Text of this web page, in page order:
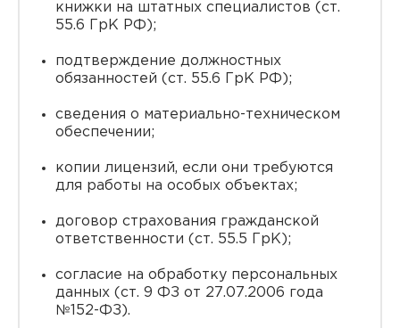
книжки на штатных специалистов (ст.
55.6 ГрК РФ);
подтверждение должностных
обязанностей (ст. 55.6 ГрК РФ);
сведения о материально-техническом
обеспечении;
копии лицензий, если они требуются
для работы на особых объектах;
договор страхования гражданской
ответственности (ст. 55.5 ГрК);
согласие на обработку персональных
данных (ст. 9 ФЗ от 27.07.2006 года
№152-ФЗ).